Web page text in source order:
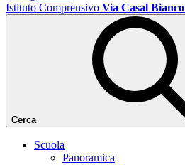
Istituto Comprensivo Via Casal Bianco
Cerca
Scuola
Panoramica